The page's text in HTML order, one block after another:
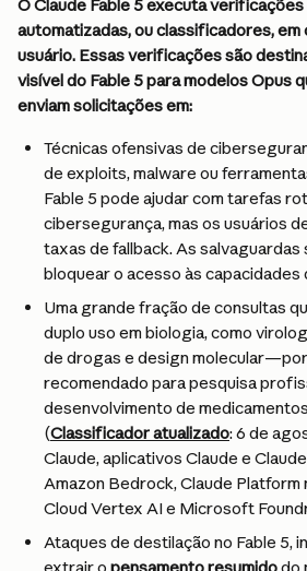
O Claude Fable 5 executa
automatizadas, ou classificadores, em
usuário. Essas verificações são
visível do Fable 5 para modelos Opus
enviam solicitações em:
Técnicas ofensivas de
de exploits, malware ou
Fable 5 pode ajudar com tarefas
cibersegurança, mas os usuários
taxas de fallback. As
bloquear o acesso às capacidades
Uma grande fração de consultas
duplo uso em biologia, como
de drogas e design
recomendado para pesquisa
desenvolvimento de
(Classificador atualizado: 6 de
Claude, aplicativos Claude e
Amazon Bedrock, Claude Platform
Cloud Vertex AI e Microsoft
Ataques de destilação no Fable 5,